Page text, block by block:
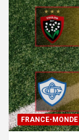
FRANCE-MONDE